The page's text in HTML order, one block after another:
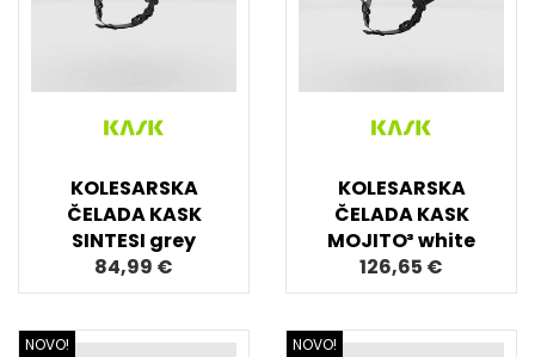
KOLESARSKA
ČELADA KASK
SINTESI grey
84,99 €
KOLESARSKA
ČELADA KASK
MOJITO³ white
126,65 €
NOVO! NOVO!